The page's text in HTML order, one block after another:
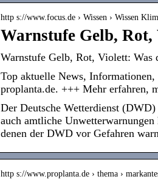
http s://www.focus.de › Wissen › Wissen
Warnstufe Gelb,
Warnstufe Gelb, Rot, Violett: Was
Top aktuelle News,
proplanta.de. +++ Mehr erfahren,
Der Deutsche Wetterdienst
auch amtliche
denen der DWD vor Gefahren
http s://www.proplanta.de › thema ›